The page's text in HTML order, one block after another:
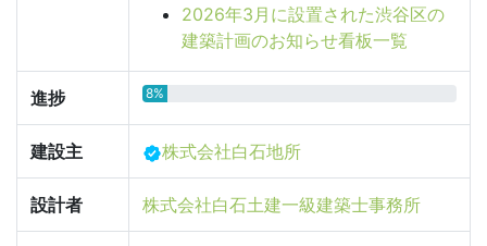
2026年3月に設置された渋谷区の
建築計画のお知らせ看板一覧
進捗 8%
建設主 株式会社白石地所
設計者 株式会社白石土建一級建築士事務所